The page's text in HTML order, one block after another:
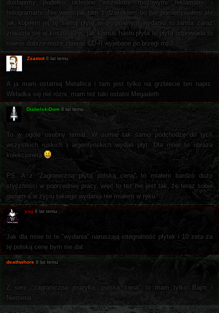
dostajemy pudełko oklejone wszelkimi możliwymi reklamami i
hologramami. Nie wiem jak tam z dźwiękiem bo nie porównywałem ale
jak kupiłem jej tę samą płytę w oryginalnym wydaniu to tamta zaraz
znalazła się w koszu. Więc jak komuś hasło płyta to płyta odpowiada to
równie dobrze może zbierać CD-R wyjebane po brzegi mp3.
Zsamot 8 lat temu
A ja mam ostatnią Metallica i tam jest tylko na grzbiecie ten napis.
Wkładka się nie różni, mam też taki ostatni Megadeth.
DiabelskiDom 8 lat temu
To w ogóle osobny temat. W sumie tak samo podchodzę do tych
wszystkich ruskich i argentyńskich wydań płyt. Dla mnie to obraza
kolekcjonera
PS. A z "Zagraniczną płytą polską ceną" to miałem bardzo dużo
styczności w poprzedniej pracy, więc to też nie jest tak, że teraz sobie
gadam a w życiu takiego wydania nie miałem w ręku.
yog 8 lat temu
Jak dla mnie to te "wydania" naruszają integralność płytek i 10 zeta za
tę polską cenę bym nie dał.
deathwhore 8 lat temu
Z serii "zagraniczna muzyka, polska cena" to mam tylko Bajm i
Niemena.